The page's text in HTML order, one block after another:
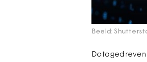
Beeld: